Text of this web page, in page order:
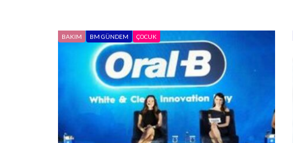
BAKIM BM GÜNDEM ÇOCUK